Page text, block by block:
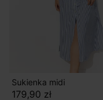
Sukienka midi
179,90 zł